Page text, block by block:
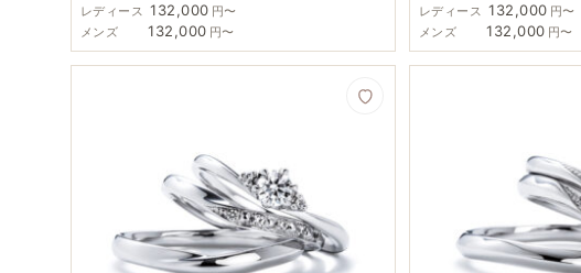
レディース 132,000 円〜
メンズ
132,000 円〜
レディース 132,000 円〜
メンズ
132,000 円〜